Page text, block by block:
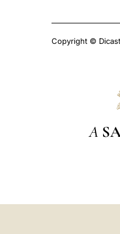
Copyright ©
A